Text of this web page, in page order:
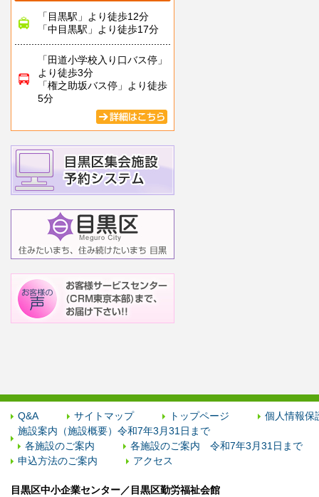
「目黒駅」より徒歩12分
「中目黒駅」より徒歩17分
「田道小学校入り口バス停」
より徒歩3分
「権之助坂バス停」より徒歩
5分
Q&A サイトマップ トップページ
個人情報保
施設案内（施設概要）令和7年3月31日まで
各施設のご案内
各施設のご案内 令和7年3月31日まで
申込方法のご案内
アクセス
目黒区中小企業センター／目黒区勤労福祉会館